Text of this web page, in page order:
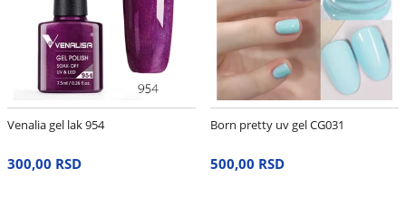
Venalia gel lak 954
300,00 RSD
Born pretty uv gel CG031
500,00 RSD